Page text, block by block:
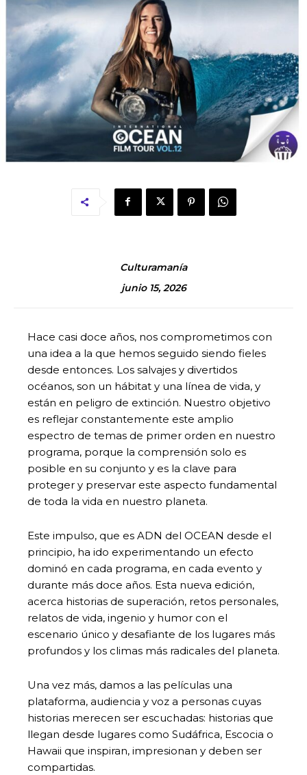
Culturamanía
junio 15, 2026
Hace casi doce años, nos comprometimos con
una idea a la que hemos seguido siendo fieles
desde entonces. Los salvajes y divertidos
océanos, son un hábitat y una línea de vida, y
están en peligro de extinción. Nuestro objetivo
es reflejar constantemente este amplio
espectro de temas de primer orden en nuestro
programa, porque la comprensión solo es
posible en su conjunto y es la clave para
proteger y preservar este aspecto fundamental
de toda la vida en nuestro planeta.
Este impulso, que es ADN del OCEAN desde el
principio, ha ido experimentando un efecto
dominó en cada programa, en cada evento y
durante más doce años. Esta nueva edición,
acerca historias de superación, retos personales,
relatos de vida, ingenio y humor con el
escenario único y desafiante de los lugares más
profundos y los climas más radicales del planeta.
Una vez más, damos a las películas una
plataforma, audiencia y voz a personas cuyas
historias merecen ser escuchadas: historias que
llegan desde lugares como Sudáfrica, Escocia o
Hawaii que inspiran, impresionan y deben ser
compartidas.